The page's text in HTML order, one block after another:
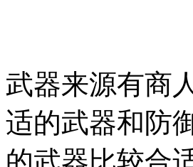
武器来源有商
适的武器和防
的武器比较合